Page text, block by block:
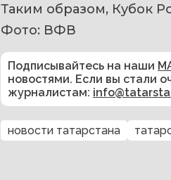
Таким образом, Кубок
Фото: ВФВ
Подписывайтесь на наши
новостями. Если вы стали
журналистам:
новости татарстана